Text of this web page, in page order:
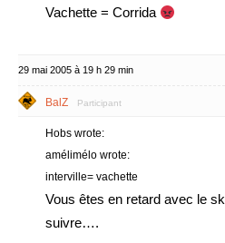
Vachette = Corrida
29 mai 2005 à 19 h 29 min
BalZ Participant
Hobs wrote:
amélimélo wrote:
interville= vachette
Vous êtes en retard avec le
suivre….